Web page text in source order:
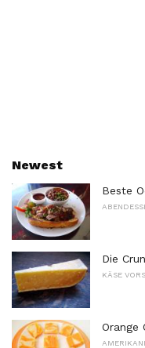
Newest
Beste
Die
KÄSE
Orange